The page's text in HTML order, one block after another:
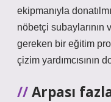
ekipmanıyla
nöbetçi subaylarının
gereken bir eğitim
çizim yardımcısının
Arpası